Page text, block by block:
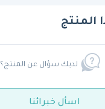
المنتج
لديك سؤال عن المنتج؟
اسأل خبرائنا